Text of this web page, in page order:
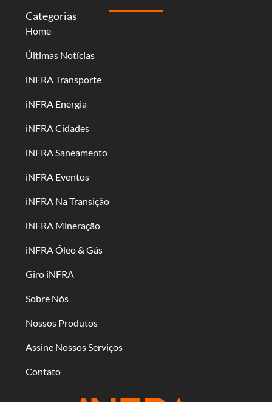
Categorias
Home
Últimas Notícias
iNFRA Transporte
iNFRA Energia
iNFRA Cidades
iNFRA Saneamento
iNFRA Eventos
iNFRA Na Transição
iNFRA Mineração
iNFRA Óleo & Gás
Giro iNFRA
Sobre Nós
Nossos Produtos
Assine Nossos Serviços
Contato